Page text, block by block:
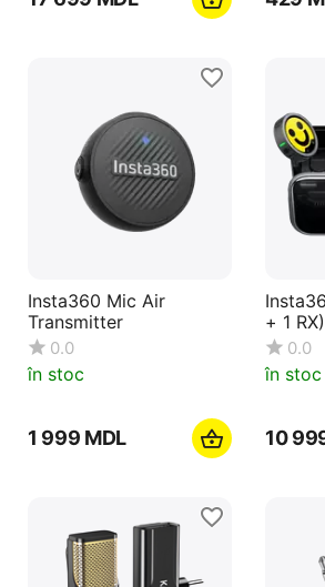
Insta360 Mic Air
Transmitter
0.0
în stoc
1 999 MDL
+ 1 RX)
0.0
în stoc
10